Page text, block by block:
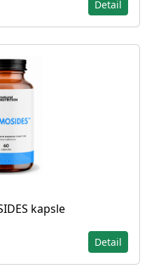
Detail
kapsle
Detail